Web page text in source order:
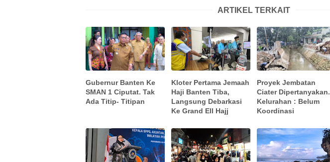
ARTIKEL TERKAIT
Gubernur Banten Ke
SMAN 1 Ciputat. Tak
Ada Titip- Titipan
Kloter Pertama Jemaah
Haji Banten Tiba,
Langsung Debarkasi
Ke Grand Ell Hajj
Proyek Jembatan
Ciater Dipertanyakan.
Kelurahan : Belum
Koordinasi